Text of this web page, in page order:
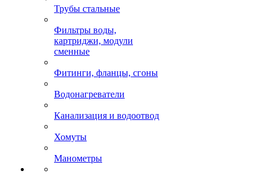
Трубы стальные
Фильтры воды,
картриджи, модули
сменные
Фитинги, фланцы, сгоны
Водонагреватели
Канализация и водоотвод
Хомуты
Манометры